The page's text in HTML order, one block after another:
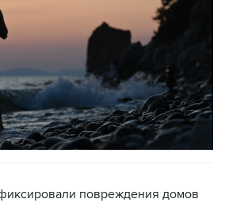
повреждения домов